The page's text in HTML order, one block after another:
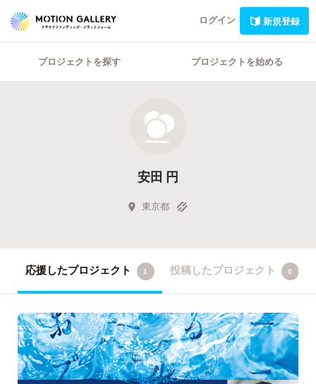
ログイン 新規登録
プロジェクトを探す プロジェクトを始める
安田 円
東京都
応援したプロジェクト 1 投稿したプロジェクト 0